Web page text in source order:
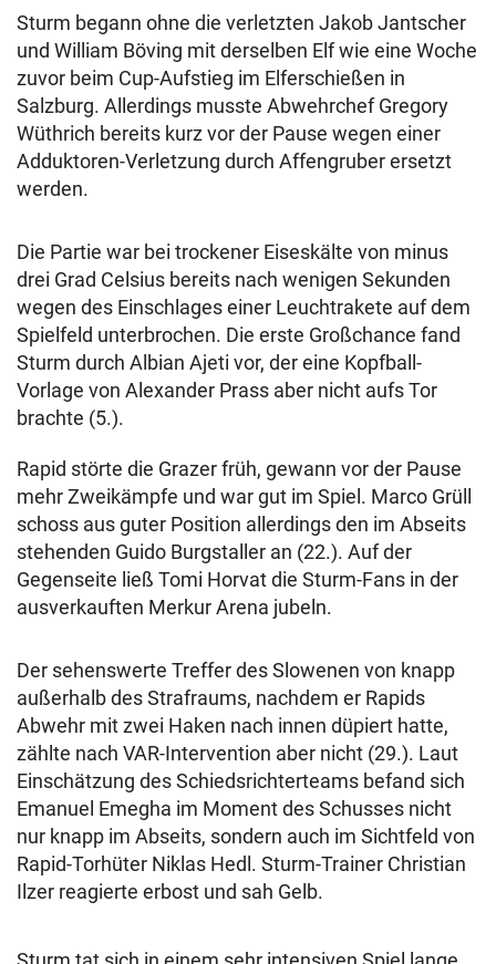
Sturm begann ohne die verletzten Jakob Jantscher
und William Böving mit derselben Elf wie eine Woche
zuvor beim Cup-Aufstieg im Elferschießen in
Salzburg. Allerdings musste Abwehrchef Gregory
Wüthrich bereits kurz vor der Pause wegen einer
Adduktoren-Verletzung durch Affengruber ersetzt
werden.
Die Partie war bei trockener Eiseskälte von minus
drei Grad Celsius bereits nach wenigen Sekunden
wegen des Einschlages einer Leuchtrakete auf dem
Spielfeld unterbrochen. Die erste Großchance fand
Sturm durch Albian Ajeti vor, der eine Kopfball-
Vorlage von Alexander Prass aber nicht aufs Tor
brachte (5.).
Rapid störte die Grazer früh, gewann vor der Pause
mehr Zweikämpfe und war gut im Spiel. Marco Grüll
schoss aus guter Position allerdings den im Abseits
stehenden Guido Burgstaller an (22.). Auf der
Gegenseite ließ Tomi Horvat die Sturm-Fans in der
ausverkauften Merkur Arena jubeln.
Der sehenswerte Treffer des Slowenen von knapp
außerhalb des Strafraums, nachdem er Rapids
Abwehr mit zwei Haken nach innen düpiert hatte,
zählte nach VAR-Intervention aber nicht (29.). Laut
Einschätzung des Schiedsrichterteams befand sich
Emanuel Emegha im Moment des Schusses nicht
nur knapp im Abseits, sondern auch im Sichtfeld von
Rapid-Torhüter Niklas Hedl. Sturm-Trainer Christian
Ilzer reagierte erbost und sah Gelb.